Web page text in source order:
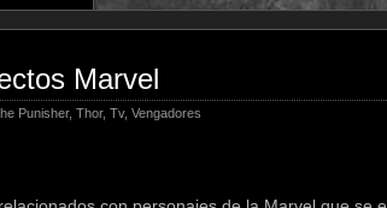
Marvel
Punisher, Thor, Tv, Vengadores